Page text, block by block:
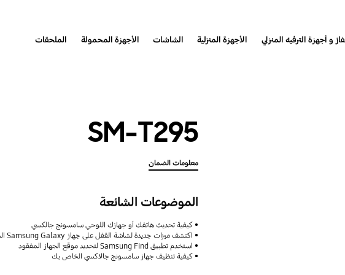
و أجهزة الترفيه المنزلي الأجهزة المنزلية الشاشات الأجهزة المحمولة الملحقات
SM-T295
معلومات الضمان
الموضوعات الشائعة
كيفية تحديث هاتفك أو جهازك اللوحي سامسونج جالكسي
اكتشف ميزات جديدة لشاشة القفل على جهاز Samsung Galaxy الخاص بك
استخدم تطبيق Samsung Find لتحديد موقع الجهاز المفقود
كيفية تنظيف جهاز سامسونج جالاكسي الخاص بك